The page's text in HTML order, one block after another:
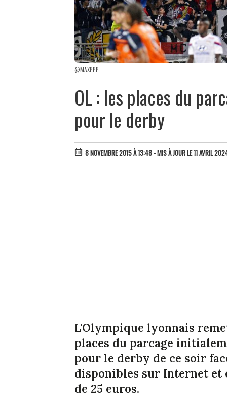
@MAXPPP
OL : les places du
pour le derby
8 NOVEMBRE 2015 À 13:48 - MIS À JOUR LE 11 AVRIL
L'Olympique lyonnais
places du parcage
pour le derby de ce soir
disponibles sur Internet et
de 25 euros.